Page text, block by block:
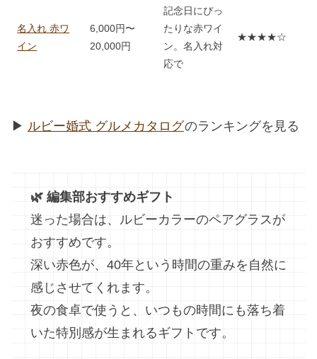
名入れ 赤ワ
イン
6,000円〜
20,000円
記念日にぴっ
たりな赤ワイ
ン。名入れ対
応で
★★★★☆
▶︎ ルビー婚式 グルメカタログのランキングを見る
🌿 編集部おすすめギフト
迷った場合は、ルビーカラーのペアグラスが
おすすめです。
深い赤色が、40年という時間の重みを自然に
感じさせてくれます。
夜の食卓で使うと、いつもの時間にも落ち着
いた特別感が生まれるギフトです。